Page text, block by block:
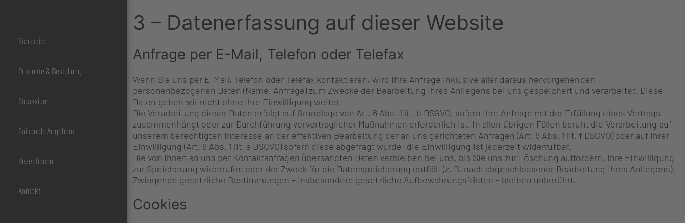
3 – Datenerfassung auf dieser Website
Anfrage per E-Mail, Telefon oder Telefax
Wenn Sie uns per E-Mail, Telefon oder Telefax kontaktieren, wird Ihre Anfrage inklusive aller daraus hervorgehenden
personenbezogenen Daten (Name, Anfrage) zum Zwecke der Bearbeitung Ihres Anliegens bei uns gespeichert und verarbeitet. Diese
Daten geben wir nicht ohne Ihre Einwilligung weiter.
Die Verarbeitung dieser Daten erfolgt auf Grundlage von Art. 6 Abs. 1 lit. b DSGVO, sofern Ihre Anfrage mit der Erfüllung eines Vertrags
zusammenhängt oder zur Durchführung vorvertraglicher Maßnahmen erforderlich ist. In allen übrigen Fällen beruht die Verarbeitung auf
unserem berechtigten Interesse an der effektiven Bearbeitung der an uns gerichteten Anfragen (Art. 6 Abs. 1 lit. f DSGVO) oder auf Ihrer
Einwilligung (Art. 6 Abs. 1 lit. a DSGVO) sofern diese abgefragt wurde; die Einwilligung ist jederzeit widerrufbar.
Die von Ihnen an uns per Kontaktanfragen übersandten Daten verbleiben bei uns, bis Sie uns zur Löschung auffordern, Ihre Einwilligung
zur Speicherung widerrufen oder der Zweck für die Datenspeicherung entfällt (z. B. nach abgeschlossener Bearbeitung Ihres Anliegens).
Zwingende gesetzliche Bestimmungen – insbesondere gesetzliche Aufbewahrungsfristen – bleiben unberührt.
Cookies
Startseite
Produkte & Bestellung
Steakxicon
Saisonale Angebote
Rezeptideen
Kontakt